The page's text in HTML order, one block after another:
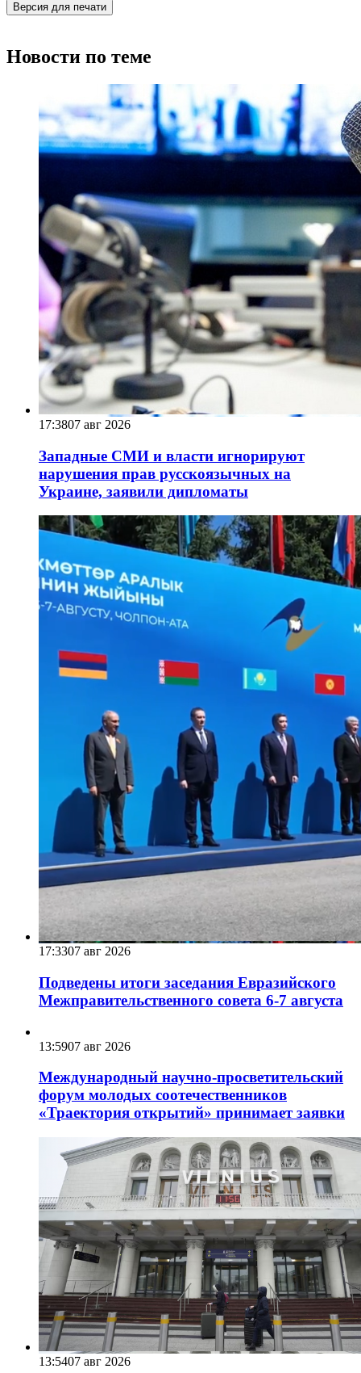
Версия для печати
Новости по теме
17:3807 авг 2026
Западные СМИ и власти игнорируют
нарушения прав русскоязычных на
Украине, заявили дипломаты
17:3307 авг 2026
Подведены итоги заседания Евразийского
Межправительственного совета 6-7 августа
13:5907 авг 2026
Международный научно-просветительский
форум молодых соотечественников
«Траектория открытий» принимает заявки
13:5407 авг 2026